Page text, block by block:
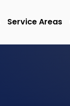
Service Areas